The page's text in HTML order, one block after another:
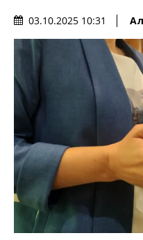
03.10.2025 10:31